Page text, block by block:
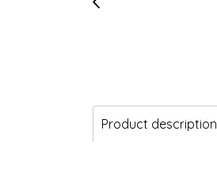
Product description